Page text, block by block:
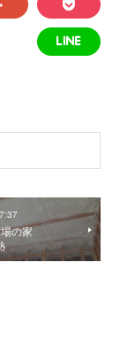
の家